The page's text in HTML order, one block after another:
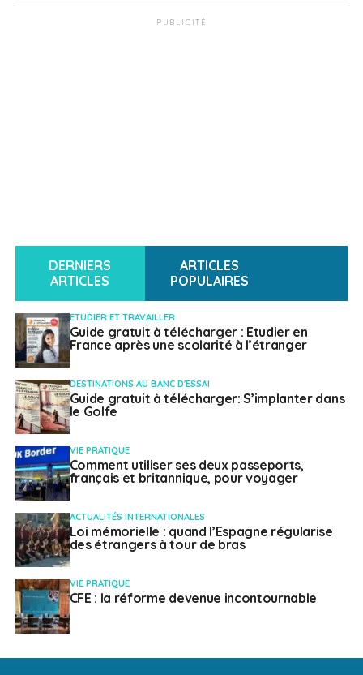
PUBLICITÉ
DERNIERS
ARTICLES
ARTICLES
POPULAIRES
ETUDIER ET TRAVAILLER
Guide gratuit à télécharger : Etudier en
France après une scolarité à l’étranger
DESTINATIONS AU BANC D'ESSAI
Guide gratuit à télécharger: S’implanter dans
le Golfe
VIE PRATIQUE
Comment utiliser ses deux passeports,
français et britannique, pour voyager
ACTUALITÉS INTERNATIONALES
Loi mémorielle : quand l’Espagne régularise
des étrangers à tour de bras
VIE PRATIQUE
CFE : la réforme devenue incontournable